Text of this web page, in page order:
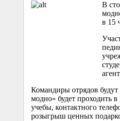
В
в 15
Командиры отрядов
модно» будет проходить
учебы, контактного
розыгрыш ценных